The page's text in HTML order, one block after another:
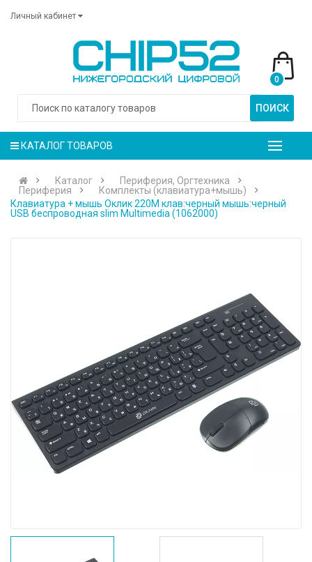
Личный кабинет
ПОИСК
0
КАТАЛОГ ТОВАРОВ
Каталог
Периферия, Оргтехника
Периферия
Комплекты (клавиатура+мышь)
Клавиатура + мышь Оклик 220M клав:черный мышь:черный
USB беспроводная slim Multimedia (1062000)